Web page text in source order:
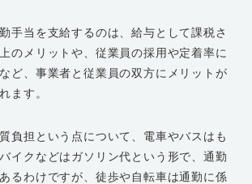
手当を支給するのは、給与として課税さ
のメリットや、従業員の採用や定着率に
ど、事業者と従業員の双方にメリットが
ます。
負担という点について、電車やバスはも
イクなどはガソリン代という形で、通勤
るわけですが、徒歩や自転車は通勤に係